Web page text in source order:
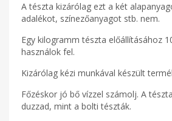
A tészta kizárólag ezt a két
adalékot, színezőanyagot stb. nem.
Egy kilogramm tészta előállításához
használok fel.
Kizárólag kézi munkával készült
Főzéskor jó bő vízzel számolj. A
duzzad, mint a bolti tészták.